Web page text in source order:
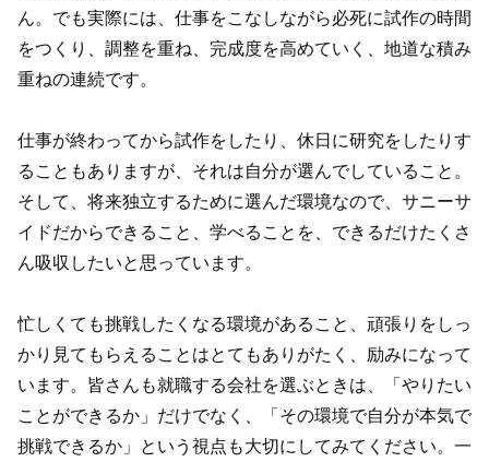
ん。でも実際には、仕事をこなしながら必死に試作の時間
をつくり、調整を重ね、完成度を高めていく、地道な積み
重ねの連続です。
仕事が終わってから試作をしたり、休日に研究をしたりす
ることもありますが、それは自分が選んでしていること。
そして、将来独立するために選んだ環境なので、サニーサ
イドだからできること、学べることを、できるだけたくさ
ん吸収したいと思っています。
忙しくても挑戦したくなる環境があること、頑張りをしっ
かり見てもらえることはとてもありがたく、励みになって
います。皆さんも就職する会社を選ぶときは、「やりたい
ことができるか」だけでなく、「その環境で自分が本気で
挑戦できるか」という視点も大切にしてみてください。一